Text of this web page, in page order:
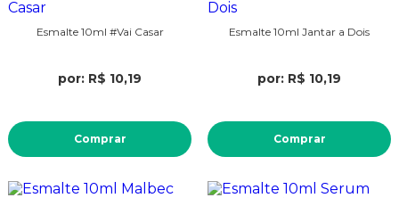
Esmalte 10ml #Vai Casar
por: R$ 10,19
Comprar
Esmalte 10ml Jantar a Dois
por: R$ 10,19
Comprar